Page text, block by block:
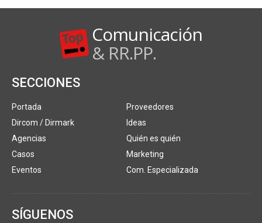
Comunicación
& RR.PP.
SECCIONES
Portada
Dircom / Dirmark
Agencias
Casos
Eventos
Proveedores
Ideas
Quién es quién
Marketing
Com. Especializada
SÍGUENOS